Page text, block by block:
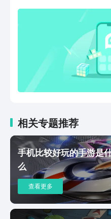
模式玩法邀
相关专题推荐
手机比较好玩的手游是
么
查看更多